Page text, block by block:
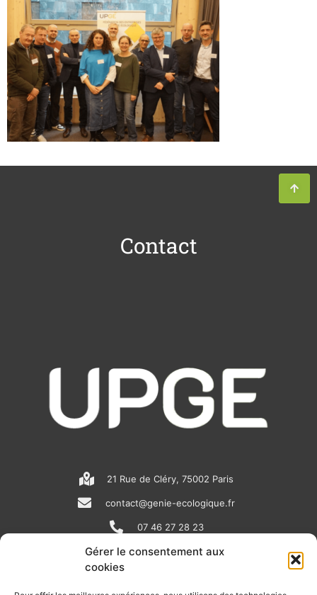
Gérer le consentement aux
cookies
Contact
21 Rue de Cléry, 75002 Paris
contact@genie-ecologique.fr
07 46 27 28 23
N